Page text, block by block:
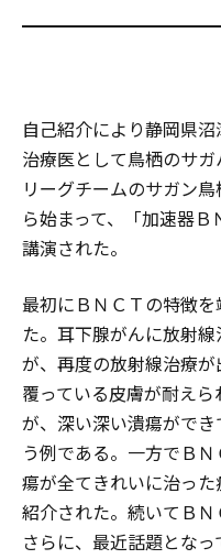
自己紹介により静岡県
治療医として鳥栖のサ
リーグチームのサガン
ら始まって、「加速器
講演された。
最初にＢＮＣＴの特徴
た。耳下腺がんに放射
が、再度の放射線治療
覆っている皮膚が耐え
が、深い深い潰瘍がで
う例である。一方でＢ
瘍が全てきれいに治っ
紹介された。続いてＢＮ
さらに、最近話題とな